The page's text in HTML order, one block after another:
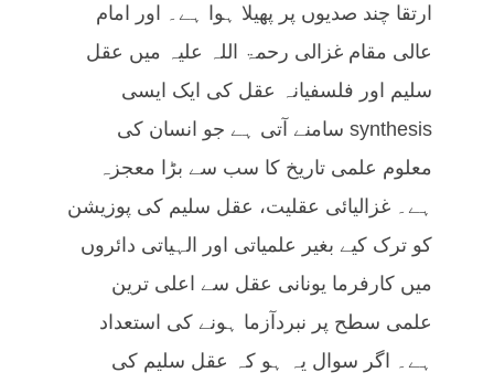
ارتقا چند صدیوں پر پھیلا ہوا ہے۔ اور امام
عالی مقام غزالی رحمۃ اللہ علیہ میں عقل
سلیم اور فلسفیانہ عقل کی ایک ایسی
synthesis سامنے آتی ہے جو انسان کی
معلوم علمی تاریخ کا سب سے بڑا معجزہ
ہے۔ غزالیائی عقلیت، عقل سلیم کی پوزیشن
کو ترک کیے بغیر علمیاتی اور الہیاتی دائروں
میں کارفرما یونانی عقل سے اعلی ترین
علمی سطح پر نبردآزما ہونے کی استعداد
ہے۔ اگر سوال یہ ہو کہ عقل سلیم کی